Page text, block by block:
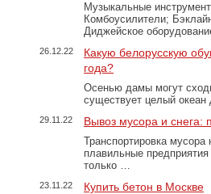
Музыкальные
Комбоусилители;
Диджейское
26.12.22
Какую белорусскую
года?
Осенью дамы могут
существует целый
29.11.22 Вывоз мусора и
Транспортировка
плавильные
только …
23.11.22 Купить бетон в Москве